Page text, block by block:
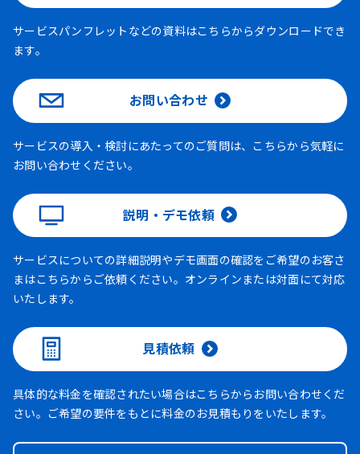
サービスパンフレットなどの資料はこちらからダウンロードでき
ます。
お問い合わせ
サービスの導入・検討にあたってのご質問は、こちらから気軽に
お問い合わせください。
説明・デモ依頼
サービスについての詳細説明やデモ画面の確認をご希望のお客さ
まはこちらからご依頼ください。オンラインまたは対面にて対応
いたします。
見積依頼
具体的な料金を確認されたい場合はこちらからお問い合わせくだ
さい。ご希望の要件をもとに料金のお見積もりをいたします。